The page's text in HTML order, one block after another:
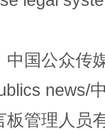
中国公众传
news/
板管理人员